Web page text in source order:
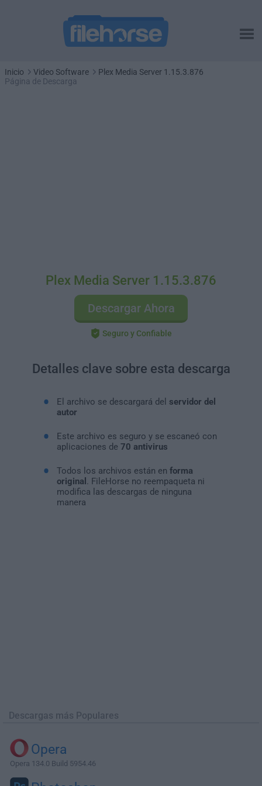
Inicio Video Software
Plex Media Server 1.15.3.876
Página de Descarga
Plex Media Server 1.15.3.876
Descargar Ahora
Seguro y Confiable
Detalles clave sobre esta descarga
El archivo se descargará del servidor del
autor
Este archivo es seguro y se escaneó con
aplicaciones de 70 antivirus
Todos los archivos están en forma
original
. FileHorse no reempaqueta ni
modifica las descargas de ninguna
manera
Descargas más Populares
Opera
Opera 134.0 Build 5954.46